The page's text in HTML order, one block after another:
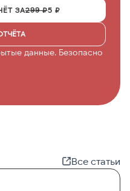
ЗА299 ₽5 ₽
данные. Безопасно
Все статьи